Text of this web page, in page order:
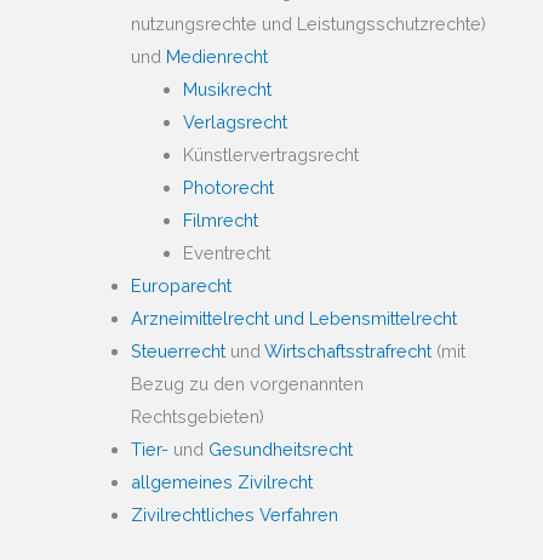
nutzungsrechte und Leistungsschutzrechte)
und Medienrecht
Musikrecht
Verlagsrecht
Künstlervertragsrecht
Photorecht
Filmrecht
Eventrecht
Europarecht
Arzneimittelrecht und Lebensmittelrecht
Steuerrechtund Wirtschaftsstrafrecht(mit
Bezug zu den vorgenannten
Rechtsgebieten)
Tier-und Gesundheitsrecht
allgemeines Zivilrecht
Zivilrechtliches Verfahren